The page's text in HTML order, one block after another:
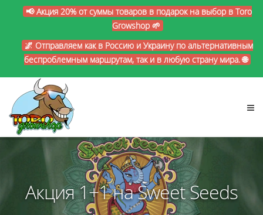
📢 Акция 20% от суммы товаров в подарок на выбор в Toro
Growshop 🌱
🌌 Отправляем как в Россию и Украину по альтернативным
беспроблемным маршрутам, так и в любую страну мира. 🌐
Акция 1+1 на Sweet Seeds